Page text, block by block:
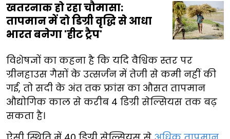
खतरनाक हो रहा चौमासा:
तापमान में दो डिग्री वृद्धि से आधा
भारत बनेगा 'हीट ट्रैप'
विशेषज्ञों का कहना है कि यदि वैश्विक स्तर पर
ग्रीनहाउस गैसों के उत्सर्जन में तेजी से कमी नहीं की
गई, तो सदी के अंत तक फ्रांस का औसत तापमान
औद्योगिक काल से करीब 4 डिग्री सेल्सियस तक बढ़
सकता है।